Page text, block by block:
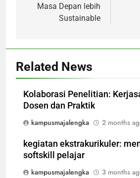
Masa Depan lebih
Sustainable
Related News
Kolaborasi Penelitian:
Dosen dan Praktik
kampusmajalengka
2 months
kegiatan ekstrakurikuler:
softskill pelajar
kampusmajalengka
3 months